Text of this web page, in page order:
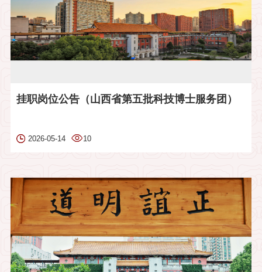
挂职岗位公告（山西省第五批科技博士服务团）
2026-05-14 10